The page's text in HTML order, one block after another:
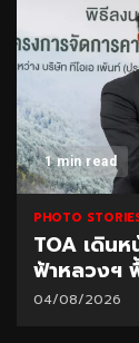
Green
ฟูผืนป่า สร้า